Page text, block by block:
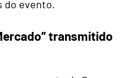
do evento.
transmitido